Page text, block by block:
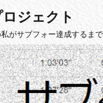
ジェクト
がサブフォー達成するま